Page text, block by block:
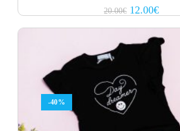
20.00€ Original
price
12.00€Current
price
-40%